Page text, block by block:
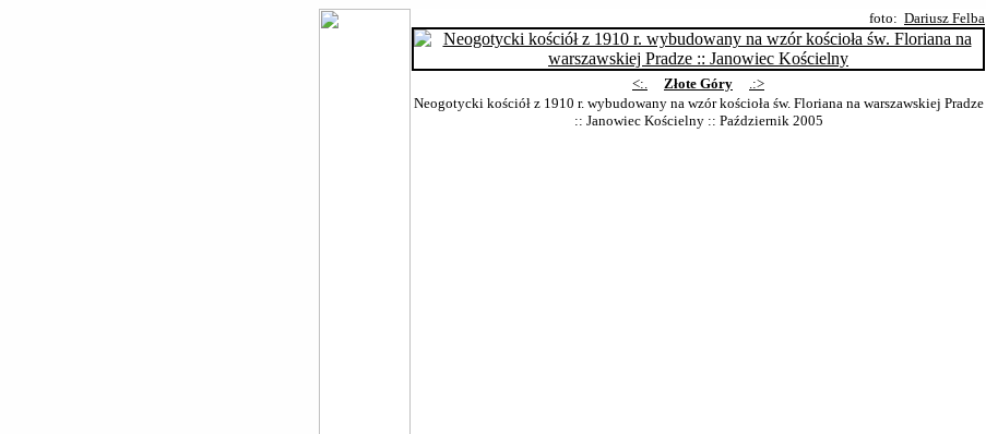
foto: Dariusz Felba
<:. Złote Góry
.:>
Neogotycki kościół z 1910 r. wybudowany na wzór kościoła św. Floriana na warszawskiej Pradze
:: Janowiec Kościelny:: Październik 2005